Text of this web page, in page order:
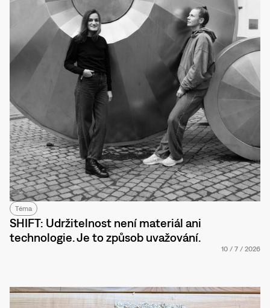
Téma
SHIFT: Udržitelnost není materiál ani
technologie. Je to způsob uvažování.
10 / 7 / 2026